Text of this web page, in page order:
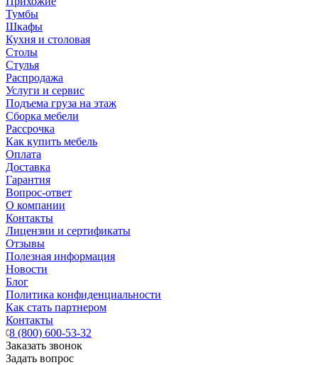
Тумбы
Шкафы
Кухня и столовая
Столы
Стулья
Распродажа
Услуги и сервис
Подъема груза на этаж
Сборка мебели
Рассрочка
Как купить мебель
Оплата
Доставка
Гарантия
Вопрос-ответ
О компании
Контакты
Лицензии и сертификаты
Отзывы
Полезная информация
Новости
Блог
Политика конфиденциальности
Как стать партнером
Контакты
8 (800) 600-53-32
Заказать звонок
Задать вопрос